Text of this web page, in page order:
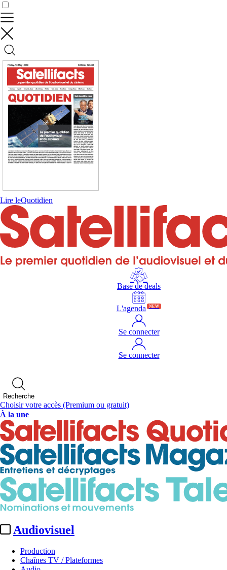
Lire leQuotidien
Base de deals
L'agenda NEW
Se connecter
Se connecter
Recherche
Choisir votre accès (Premium ou gratuit)
À la une
Audiovisuel
Production
Chaînes TV / Plateformes
Contrôler vos données